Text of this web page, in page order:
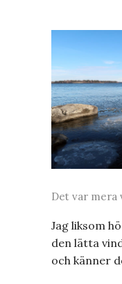
Det var
Jag liksom
den lätta
och känner